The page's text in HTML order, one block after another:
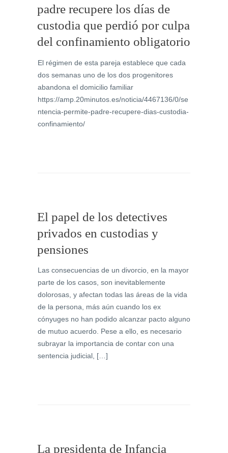
padre recupere los días de
custodia que perdió por culpa
del confinamiento obligatorio
El régimen de esta pareja establece que cada
dos semanas uno de los dos progenitores
abandona el domicilio familiar
https://amp.20minutos.es/noticia/4467136/0/se
ntencia-permite-padre-recupere-dias-custodia-
confinamiento/
El papel de los detectives
privados en custodias y
pensiones
Las consecuencias de un divorcio, en la mayor
parte de los casos, son inevitablemente
dolorosas, y afectan todas las áreas de la vida
de la persona, más aún cuando los ex
cónyuges no han podido alcanzar pacto alguno
de mutuo acuerdo. Pese a ello, es necesario
subrayar la importancia de contar con una
sentencia judicial, […]
La presidenta de Infancia